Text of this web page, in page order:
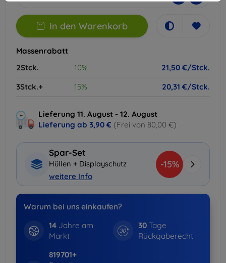
In den Warenkorb
Massenrabatt
2Stck.
10%
21,50 €/Stck.
3Stck.+
15% 20,31 €/Stck.
Lieferung 11. August - 12. August
Lieferung ab 3,90 € (Frei von 80,00 €)
Spar-Set
Hüllen + Displayschutz
weitere Info
-15%
Warum bei uns einkaufen?
14Jahre am
Markt
30 Tage
Rückgaberecht
819701+